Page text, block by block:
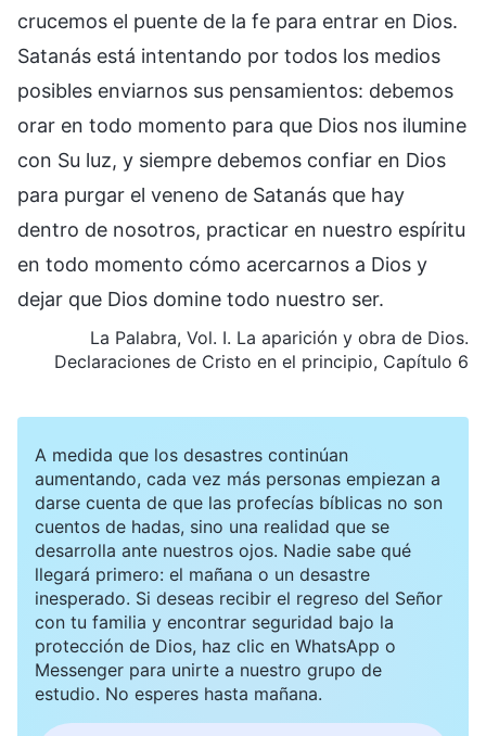
crucemos el puente de la fe para entrar en Dios.
Satanás está intentando por todos los medios
posibles enviarnos sus pensamientos: debemos
orar en todo momento para que Dios nos ilumine
con Su luz, y siempre debemos confiar en Dios
para purgar el veneno de Satanás que hay
dentro de nosotros, practicar en nuestro espíritu
en todo momento cómo acercarnos a Dios y
dejar que Dios domine todo nuestro ser.
La Palabra, Vol. I. La aparición y obra de Dios.
Declaraciones de Cristo en el principio, Capítulo 6
A medida que los desastres continúan
aumentando, cada vez más personas empiezan a
darse cuenta de que las profecías bíblicas no son
cuentos de hadas, sino una realidad que se
desarrolla ante nuestros ojos. Nadie sabe qué
llegará primero: el mañana o un desastre
inesperado. Si deseas recibir el regreso del Señor
con tu familia y encontrar seguridad bajo la
protección de Dios, haz clic en WhatsApp o
Messenger para unirte a nuestro grupo de
estudio. No esperes hasta mañana.